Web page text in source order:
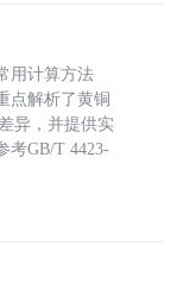
用计算方法
点解析了黄铜
异，并提供实
考GB/T 4423-